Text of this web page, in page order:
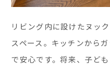
リビング内に設けたヌッ
スペース。キッチンから
で安心です。将来、子ど